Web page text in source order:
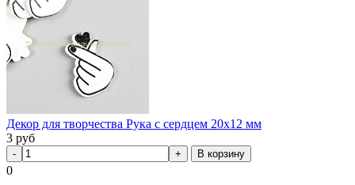
Декор для творчества Рука с сердцем 20х12 мм
3 руб
В корзину
0